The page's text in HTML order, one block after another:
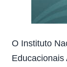
O Instituto
Educacionais